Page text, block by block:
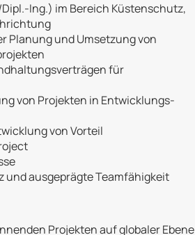
Ing.) im Bereich Küstenschutz,
Planung und Umsetzung von
für
von Projekten in Entwicklungs-
von Vorteil
ausgeprägte Teamfähigkeit
Projekten auf globaler Ebene